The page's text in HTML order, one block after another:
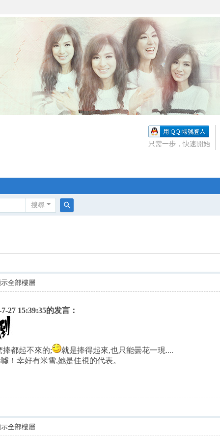
只需一步，快速開始
搜尋
全部樓層
27 15:39:35的发言：
捧都起不來的;
就是捧得起來,也只能曇花一現....
！幸好有米雪,她是佳視的代表。
全部樓層